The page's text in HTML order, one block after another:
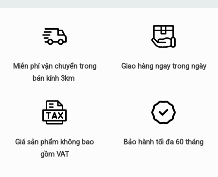
Miễn phí vận chuyển trong
bán kính 3km
Giao hàng ngay trong ngày
Giá sản phẩm không bao
gồm VAT
Bảo hành tối đa 60 tháng